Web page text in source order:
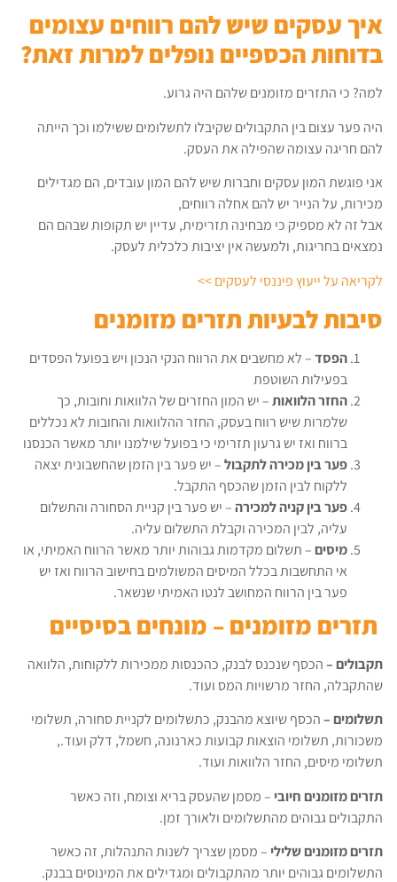
איך עסקים שיש להם רווחים עצומים
בדוחות הכספיים נופלים למרות זאת?
למה? כי התזרים מזומנים שלהם היה גרוע.
היה פער עצום בין התקבולים שקיבלו לתשלומים ששילמו וכך הייתה
להם חריגה עצומה שהפילה את העסק.
אני פוגשת המון עסקים וחברות שיש להם המון עובדים, הם מגדילים
מכירות, על הנייר יש להם אחלה רווחים,
אבל זה לא מספיק כי מבחינה תזרימית, עדיין יש תקופות שבהם הם
נמצאים בחריגות, ולמעשה אין יציבות כלכלית לעסק.
לקריאה על ייעוץ פיננסי לעסקים >>
סיבות לבעיות תזרים מזומנים
הפסד– לא מחשבים את הרווח הנקי הנכון ויש בפועל הפסדים
בפעילות השוטפת
החזר הלוואות– יש המון החזרים של הלוואות וחובות, כך
שלמרות שיש רווח בעסק, החזר ההלוואות והחובות לא נכללים
ברווח ואז יש גרעון תזרימי כי בפועל שילמנו יותר מאשר הכנסנו
פער בין מכירה לתקבול– יש פער בין הזמן שהחשבונית יצאה
ללקוח לבין הזמן שהכסף התקבל.
פער בין קניה למכירה– יש פער בין קניית הסחורה והתשלום
עליה, לבין המכירה וקבלת התשלום עליה.
מיסים– תשלום מקדמות גבוהות יותר מאשר הרווח האמיתי, או
אי התחשבות בכלל המיסים המשולמים בחישוב הרווח ואז יש
פער בין הרווח המחושב לנטו האמיתי שנשאר.
תזרים מזומנים – מונחים בסיסיים
תקבולים –הכסף שנכנס לבנק, כהכנסות ממכירות ללקוחות, הלוואה
שהתקבלה, החזר מרשויות המס ועוד.
תשלומים –הכסף שיוצא מהבנק, כתשלומים לקניית סחורה, תשלומי
משכורות, תשלומי הוצאות קבועות כארנונה, חשמל, דלק ועוד.,
תשלומי מיסים, החזר הלוואות ועוד.
תזרים מזומנים חיובי– מסמן שהעסק בריא וצומח, וזה כאשר
התקבולים גבוהים מהתשלומים ולאורך זמן.
תזרים מזומנים שלילי– מסמן שצריך לשנות התנהלות, זה כאשר
התשלומים גבוהים יותר מהתקבולים ומגדילים את המינוסים בבנק.